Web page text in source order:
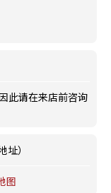
此请在来店前咨询
）
图